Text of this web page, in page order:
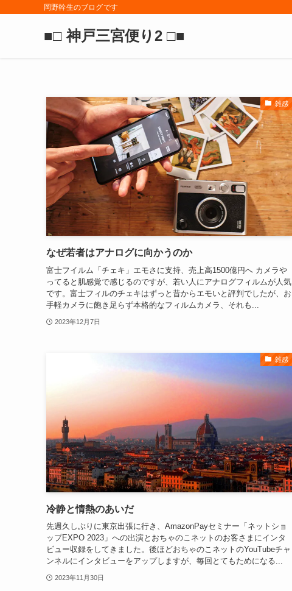
岡野幹生のブログです
■□ 神戸三宮便り2 □■
雑感
なぜ若者はアナログに向かうのか
富士フイルム「チェキ」エモさに支持、売上高1500億円へ カメラや
ってると肌感覚で感じるのですが、若い人にアナログフィルムが人気
です。富士フィルのチェキはずっと昔からエモいと評判でしたが、お
手軽カメラに飽き足らず本格的なフィルムカメラ、それも...
2023年12月7日
雑感
冷静と情熱のあいだ
先週久しぶりに東京出張に行き、AmazonPayセミナー「ネットショ
ップEXPO 2023」への出演とおちゃのこネットのお客さまにインタ
ビュー収録をしてきました。後ほどおちゃのこネットのYouTubeチャ
ンネルにインタビューをアップしますが、毎回とてもためになる...
2023年11月30日